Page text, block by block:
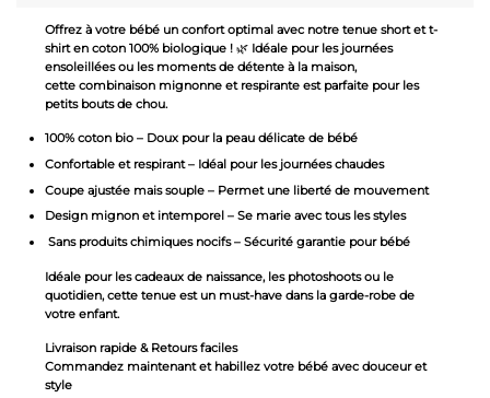
Offrez à votre bébé un confort optimal avec notre tenue short et t-
shirt en coton 100% biologique ! 🌿Idéale pour les journées
ensoleillées ou les moments de détente à la maison,
cette combinaison mignonne et respirante est parfaite pour les
petits bouts de chou.
100% coton bio – Doux pour la peau délicate de bébé
Confortable et respirant – Idéal pour les journées chaudes
Coupe ajustée mais souple – Permet une liberté de mouvement
Design mignon et intemporel – Se marie avec tous les styles
Sans produits chimiques nocifs – Sécurité garantie pour bébé
Idéale pour les cadeaux de naissance, les photoshoots ou le
quotidien, cette tenue est un must-have dans la garde-robe de
votre enfant.
Livraison rapide & Retours faciles
Commandez maintenant et habillez votre bébé avec douceur et
style